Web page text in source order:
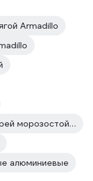
Armadillo
Дверные доводчики для входных дверей морозостойкие
алюминиевые